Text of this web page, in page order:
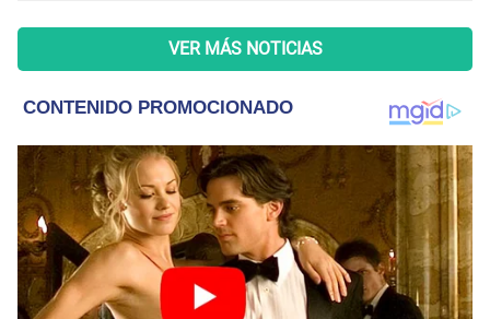
VER MÁS NOTICIAS